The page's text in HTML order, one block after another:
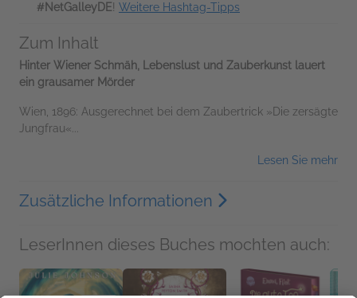
#NetGalleyDE! Weitere Hashtag-Tipps
Zum Inhalt
Hinter Wiener Schmäh, Lebenslust und Zauberkunst lauert
ein grausamer Mörder
Wien, 1896: Ausgerechnet bei dem Zaubertrick »Die zersägte
Jungfrau«...
Lesen Sie mehr
Zusätzliche Informationen
LeserInnen dieses Buches mochten auch: